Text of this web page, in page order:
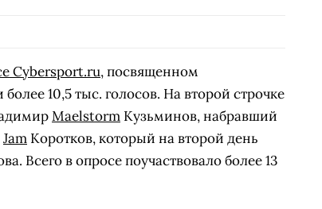
Cybersport.ru, посвященном
10,5 тыс. голосов. На второй строчке
Maelstorm Кузьминов, набравший
Jam Коротков, который на второй день
Всего в опросе поучаствовало более 13